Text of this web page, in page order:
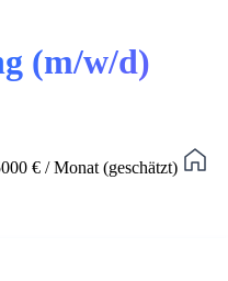
(m/w/d)
€ / Monat (geschätzt)